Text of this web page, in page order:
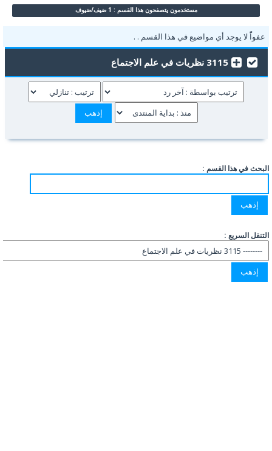
مستخدمون يتصفحون هذا القسم : 1 ضيف/ضيوف
عفواًً لا يوجد أي مواضيع في هذا القسم . .
3115 نظريات في علم الاجتماع
البحث في هذا القسم :
التنقل السريع :